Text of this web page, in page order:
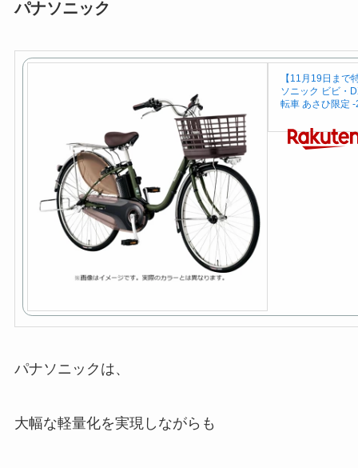
パナソニック
【11月19日まで
ソニック ビビ・
転車 あさひ限定 -
パナソニックは、
大幅な軽量化を実現しながらも